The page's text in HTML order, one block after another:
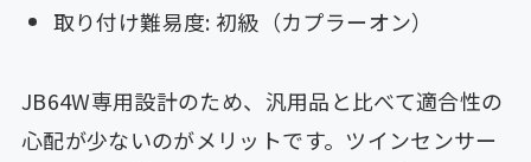
取り付け難易度: 初級（カプラーオン）
JB64W専用設計のため、汎用品と比べて適合性の
心配が少ないのがメリットです。ツインセンサー